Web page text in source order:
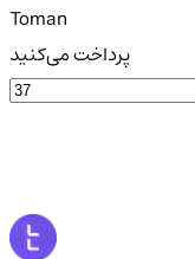
Toman
پرداخت می‌کنید